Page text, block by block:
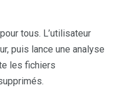
tous. L’utilisateur
puis lance une analyse
les fichiers